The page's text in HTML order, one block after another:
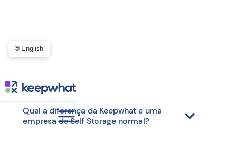
Geral
Qual a diferença da Keepwhat e uma
empresa de Self Storage normal?
🌐 English